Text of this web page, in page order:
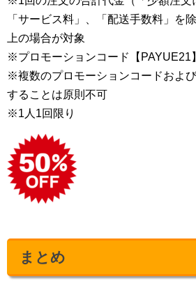
「サービス料」、「配送手数料」を
上の場合が対象
※プロモーションコード【PAYUE21
※複数のプロモーションコードおよ
することは原則不可
※1人1回限り
まとめ